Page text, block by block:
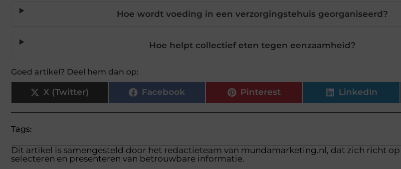
Hoe wordt voeding in een verzorgingstehuis georganiseerd?
Hoe helpt collectief eten tegen eenzaamheid?
Goed artikel? Deel hem dan op:
X (Twitter) Facebook Pinterest LinkedIn
Tags:
Dit artikel is samengesteld door het redactieteam van mundamarketing.nl, dat zich richt
selecteren en presenteren van betrouwbare informatie.